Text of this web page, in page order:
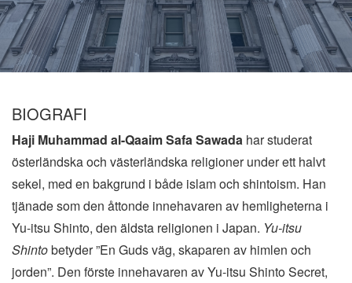
BIOGRAFI
Haji Muhammad al-Qaaim Safa Sawada har studerat
österländska och västerländska religioner under ett halvt
sekel, med en bakgrund i både islam och shintoism. Han
tjänade som den åttonde innehavaren av hemligheterna i
Yu-itsu Shinto, den äldsta religionen i Japan. Yu-itsu
Shintobetyder ”En Guds väg, skaparen av himlen och
jorden”. Den förste innehavaren avYu-itsu Shinto Secret,